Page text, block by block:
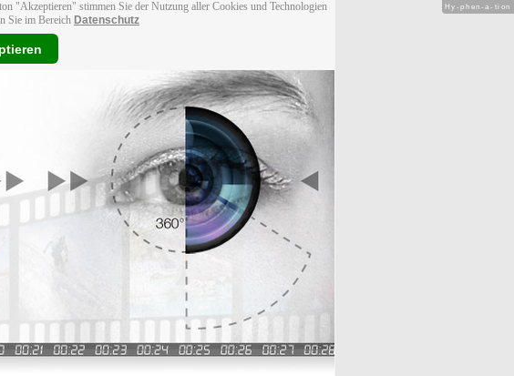
"Akzeptieren" stimmen Sie der Nutzung aller Cookies und Technologien
Sie im Bereich Datenschutz
Hy-phen-a-tion